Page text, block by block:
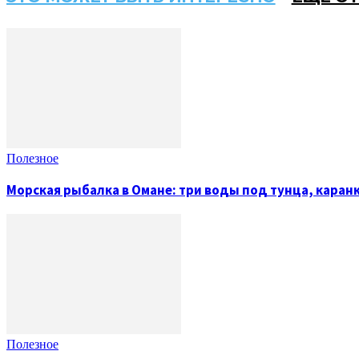
Полезное
Морская рыбалка в Омане: три воды под тунца,
Полезное